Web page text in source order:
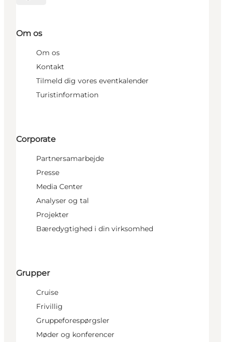
Om os
Om os
Kontakt
Tilmeld dig vores eventkalender
Turistinformation
Corporate
Partnersamarbejde
Presse
Media Center
Analyser og tal
Projekter
Bæredygtighed i din virksomhed
Grupper
Cruise
Frivillig
Gruppeforespørgsler
Møder og konferencer